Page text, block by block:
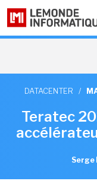
DATACENTER /
Teratec
Serge